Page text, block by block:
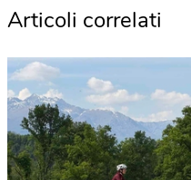
Articoli correlati